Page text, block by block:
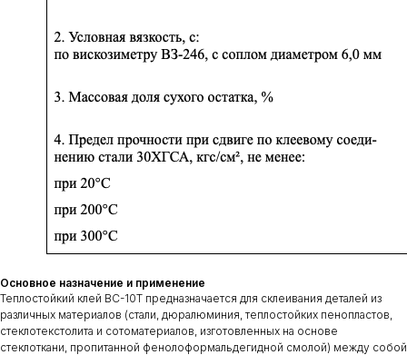
Основное назначение и применение
Теплостойкий клей ВС-10Т предназначается для склеивания деталей из
различных материалов (стали, дюралюминия, теплостойких пенопластов,
стеклотекстолита и сотоматериалов, изготовленных на основе
стеклоткани, пропитанной фенолоформальдегидной смолой) между собой